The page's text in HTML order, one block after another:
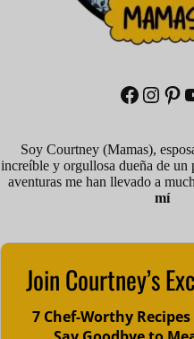
Soy Courtney (Mamas),
increíble y orgullosa dueña de un
aventuras me han llevado a
mí
Join Courtney’s
7 Chef-Worthy